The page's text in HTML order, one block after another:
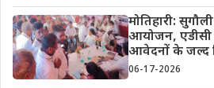
मोतिहारी:
आयोजन, एडीसी
आवेदनों के जल्द
06-17-2026